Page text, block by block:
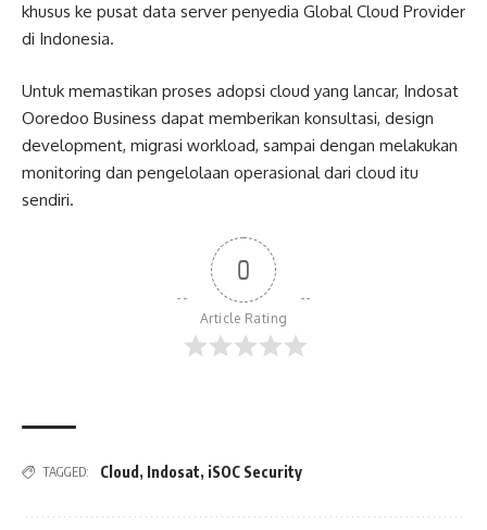
khusus ke pusat data server penyedia Global Cloud Provider
di Indonesia.
Untuk memastikan proses adopsi cloud yang lancar, Indosat
Ooredoo Business dapat memberikan konsultasi, design
development, migrasi workload, sampai dengan melakukan
monitoring dan pengelolaan operasional dari cloud itu
sendiri.
0
Article Rating
TAGGED: Cloud, Indosat, iSOC Security